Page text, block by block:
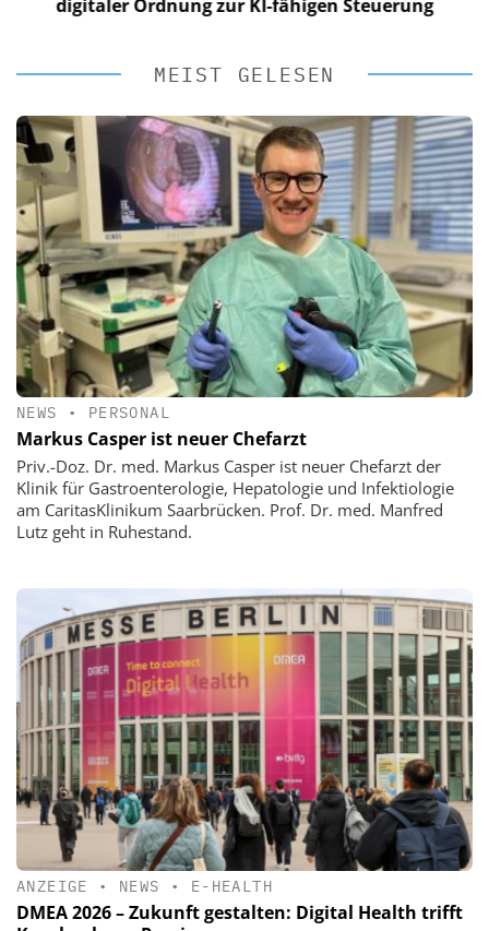
digitaler Ordnung zur KI-fähigen Steuerung
MEIST GELESEN
NEWS • PERSONAL
Markus Casper ist neuer Chefarzt
Priv.-Doz. Dr. med. Markus Casper ist neuer Chefarzt der
Klinik für Gastroenterologie, Hepatologie und Infektiologie
am CaritasKlinikum Saarbrücken. Prof. Dr. med. Manfred
Lutz geht in Ruhestand.
ANZEIGE • NEWS • E-HEALTH
DMEA 2026 – Zukunft gestalten: Digital Health trifft